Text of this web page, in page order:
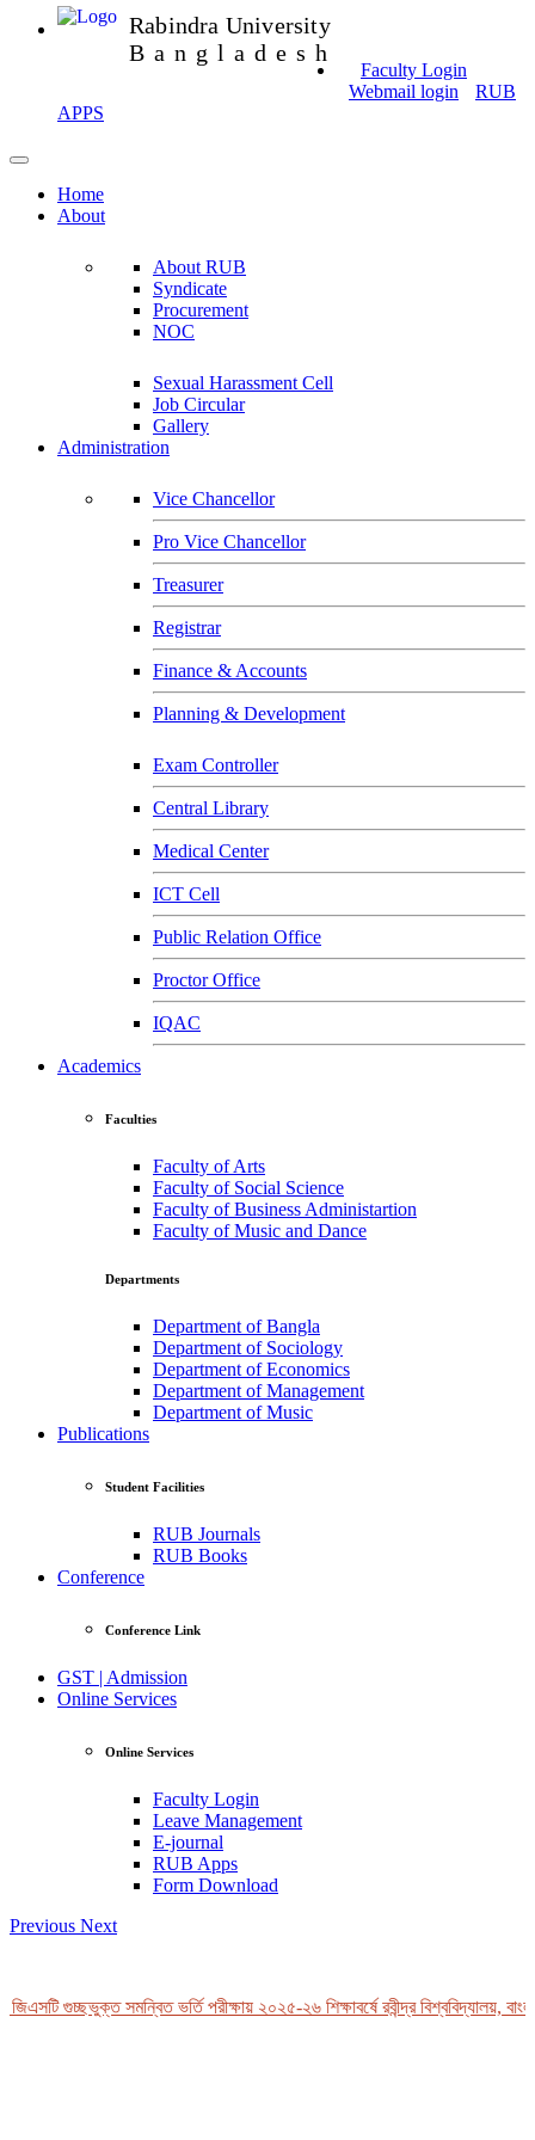
Rabindra University
Bangladesh
Faculty Login
Webmail login
RUB
APPS
Home
About
About RUB
Syndicate
Procurement
NOC
Sexual Harassment Cell
Job Circular
Gallery
Administration
Vice Chancellor
Pro Vice Chancellor
Treasurer
Registrar
Finance & Accounts
Planning & Development
Exam Controller
Central Library
Medical Center
ICT Cell
Public Relation Office
Proctor Office
IQAC
Academics
Faculties
Faculty of Arts
Faculty of Social Science
Faculty of Business Administartion
Faculty of Music and Dance
Departments
Department of Bangla
Department of Sociology
Department of Economics
Department of Management
Department of Music
Publications
Student Facilities
RUB Journals
RUB Books
Conference
Conference Link
GST | Admission
Online Services
Online Services
Faculty Login
Leave Management
E-journal
RUB Apps
Form Download
Previous Next
গুচ্ছভুক্ত সমন্বিত ভর্তি পরীক্ষায় ২০২৫-২৬ শিক্ষাবর্ষে রবীন্দ্র বিশ্ববিদ্যালয়,